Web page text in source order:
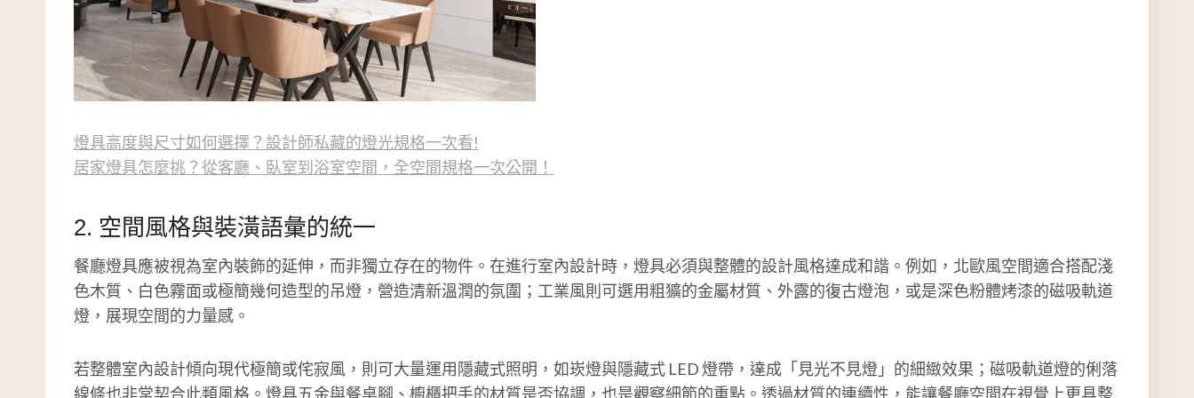
燈具高度與尺寸如何選擇？設計師私藏的燈光規格一次看!
居家燈具怎麼挑？從客廳、臥室到浴室空間，全空間規格一次公開！
2. 空間風格與裝潢語彙的統一
餐廳燈具應被視為室內裝飾的延伸，而非獨立存在的物件。在進行室內設計時，燈具必須與整體的設計風格達成和諧。例如，北歐風空間適合搭配淺
色木質、白色霧面或極簡幾何造型的吊燈，營造清新溫潤的氛圍；工業風則可選用粗獷的金屬材質、外露的復古燈泡，或是深色粉體烤漆的磁吸軌道
燈，展現空間的力量感。
若整體室內設計傾向現代極簡或侘寂風，則可大量運用隱藏式照明，如崁燈與隱藏式 LED 燈帶，達成「見光不見燈」的細緻效果；磁吸軌道燈的俐落
線條也非常契合此類風格。燈具五金與餐桌腳、櫥櫃把手的材質是否協調，也是觀察細節的重點。透過材質的連續性，能讓餐廳空間在視覺上更具整